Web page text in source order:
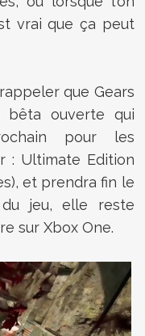
vrai que ça peut
que Gears
ouverte qui
pour les
: Ultimate Edition
et prendra fin le
jeu, elle reste
sur Xbox One.